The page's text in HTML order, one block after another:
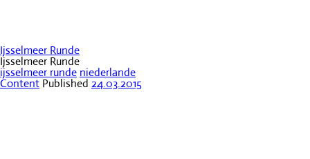
Ijsselmeer Runde
Ijsselmeer Runde
ijsselmeer runde niederlande
Content Published 24.03.2015